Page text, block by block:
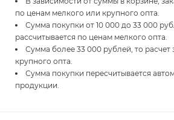
по ценам мелкого или крупного опта.
Сумма покупки от 10 000 до 33 000
рассчитывается по ценам мелкого опта.
Сумма более 33 000 рублей, то расчет
крупного опта.
Сумма покупки пересчитывается
продукции.